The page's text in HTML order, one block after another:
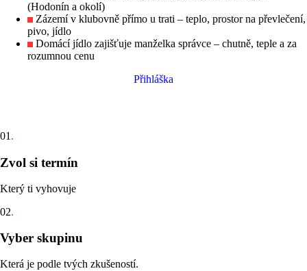
(Hodonín a okolí)
Zázemí v klubovně přímo u trati – teplo, prostor na převlečení,
pivo, jídlo
Domácí jídlo zajišťuje manželka správce – chutně, teple a za
rozumnou cenu
Přihláška
01 .
Zvol si termín
Který ti vyhovuje
02.
Vyber skupinu
Která je podle tvých zkušeností.